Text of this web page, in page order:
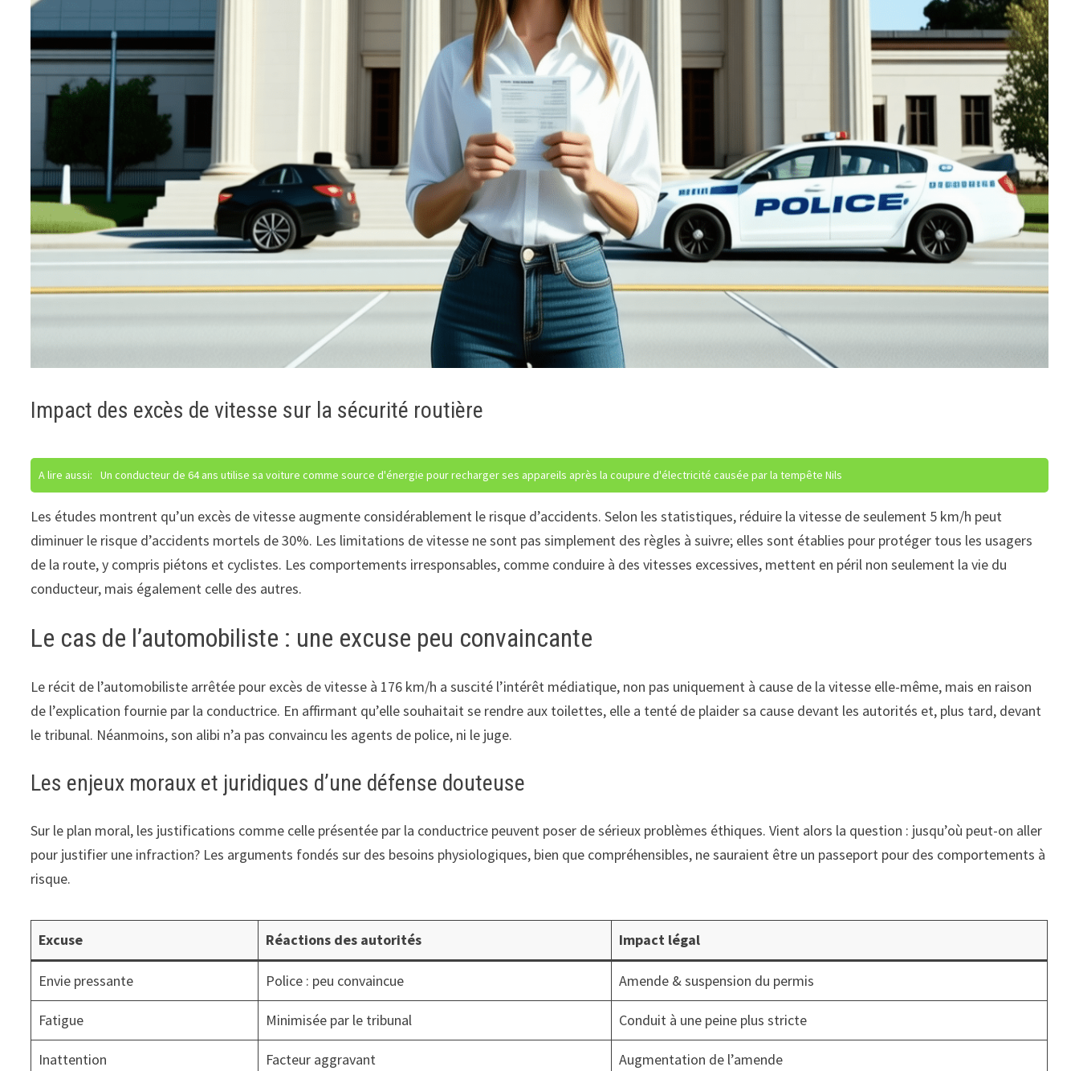
Impact des excès de vitesse sur la sécurité routière
A lire aussi: Un conducteur de 64 ans utilise sa voiture comme source d'énergie pour recharger ses appareils après la coupure d'électricité causée par la tempête Nils
Les études montrent qu’un excès de vitesse augmente considérablement le risque d’accidents. Selon les statistiques, réduire la vitesse de seulement 5 km/h peut
diminuer le risque d’accidents mortels de 30%. Les limitations de vitesse ne sont pas simplement des règles à suivre; elles sont établies pour protéger tous les usagers
de la route, y compris piétons et cyclistes. Les comportements irresponsables, comme conduire à des vitesses excessives, mettent en péril non seulement la vie du
conducteur, mais également celle des autres.
Le cas de l’automobiliste : une excuse peu convaincante
Le récit de l’automobiliste arrêtée pour excès de vitesse à 176 km/h a suscité l’intérêt médiatique, non pas uniquement à cause de la vitesse elle-même, mais en raison
de l’explication fournie par la conductrice. En affirmant qu’elle souhaitait se rendre aux toilettes, elle a tenté de plaider sa cause devant les autorités et, plus tard, devant
le tribunal. Néanmoins, son alibi n’a pas convaincu les agents de police, ni le juge.
Les enjeux moraux et juridiques d’une défense douteuse
Sur le plan moral, les justifications comme celle présentée par la conductrice peuvent poser de sérieux problèmes éthiques. Vient alors la question : jusqu’où peut-on aller
pour justifier une infraction? Les arguments fondés sur des besoins physiologiques, bien que compréhensibles, ne sauraient être un passeport pour des comportements à
risque.
Excuse Réactions des autorités Impact légal
Envie pressante Police : peu convaincue Amende & suspension du permis
Fatigue Minimisée par le tribunal Conduit à une peine plus stricte
Inattention Facteur aggravant Augmentation de l’amende